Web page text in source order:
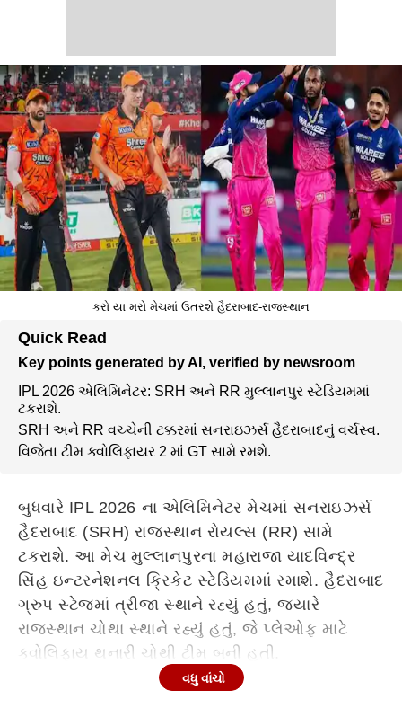
કરો યા મરો મેચમાં ઉતરશે હૈદરાબાદ-રાજસ્થાન
Quick Read
Key points generated by AI, verified by newsroom
IPL 2026 એલિમિનેટર: SRH અને RR મુલ્લાનપુર સ્ટેડિયમમાં
ટકરાશે.
SRH અને RR વચ્ચેની ટક્કરમાં સનરાઇઝર્સ હૈદરાબાદનું વર્ચસ્વ.
વિજેતા ટીમ ક્વોલિફાયર 2 માં GT સામે રમશે.
બુધવારે IPL 2026 ના એલિમિનેટર મેચમાં સનરાઇઝર્સ
હૈદરાબાદ (SRH) રાજસ્થાન રોયલ્સ (RR) સામે
ટકરાશે. આ મેચ મુલ્લાનપુરના મહારાજા યાદવિન્દ્ર
સિંહ ઇન્ટરનેશનલ ક્રિકેટ સ્ટેડિયમમાં રમાશે. હૈદરાબાદ
ગ્રુપ સ્ટેજમાં ત્રીજા સ્થાને રહ્યું હતું, જ્યારે
રાજસ્થાન ચોથા સ્થાને રહ્યું હતું, જે પ્લેઓફ માટે
ક્વોલિફાય થનારી ચોથી ટીમ બની હતી.
Continues below advertisement
વધુ વાંચો